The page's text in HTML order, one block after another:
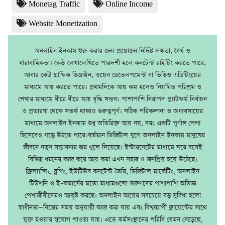
Monetag Traffic Online Income
Website Monetization
অনলাইন ইনকাম শুরু করার জন্য প্রয়োজন নির্দিষ্ট দক্ষতা, ধৈর্য ও
ধারাবাহিকতা। কেউ লেখালেখিতে পারদর্শী হলে কনটেন্ট রাইটিং করতে পারে,
আবার কেউ গ্রাফিক ডিজাইন, ওয়েব ডেভেলপমেন্ট বা ভিডিও এডিটিংয়ের
মাধ্যমে আয় করতে পারে। প্রথমদিকে আয় কম হলেও নিয়মিত পরিশ্রম ও
শেখার মাধ্যমে ধীরে ধীরে আয় বৃদ্ধি সম্ভব। পাশাপাশি নিরাপদ প্ল্যাটফর্ম নির্বাচন
ও প্রতারণা থেকে সতর্ক থাকাও গুরুত্বপূর্ণ। সঠিক পরিকল্পনা ও অধ্যবসায়ের
মাধ্যমে অনলাইন ইনকাম শুধু অতিরিক্ত আয় নয়, বরং একটি পূর্ণাঙ্গ পেশা
হিসেবেও গড়ে উঠতে পারে।বর্তমান ডিজিটাল যুগে অনলাইন ইনকাম মানুষের
জীবনে নতুন সম্ভাবনার দ্বার খুলে দিয়েছে। ইন্টারনেটের মাধ্যমে ঘরে বসেই
বিভিন্ন ধরনের কাজ করে আয় করা এখন সহজ ও জনপ্রিয় হয়ে উঠেছে।
ফ্রিল্যান্সিং, ব্লগিং, ইউটিউব কনটেন্ট তৈরি, ডিজিটাল মার্কেটিং, অনলাইন
টিউশনি ও ই–কমার্সের মতো মাধ্যমগুলো তরুণদের পাশাপাশি অভিজ্ঞ
পেশাজীবীদেরও আকৃষ্ট করছে। অনলাইন আয়ের সবচেয়ে বড় সুবিধা হলো
স্বাধীনতা—নিজের সময় অনুযায়ী কাজ করা যায় এবং বিশ্বব্যাপী ক্লায়েন্টের সাথে
যুক্ত হওয়ার সুযোগ পাওয়া যায়। এতে কর্মসংস্থানের পরিধি যেমন বেড়েছে,